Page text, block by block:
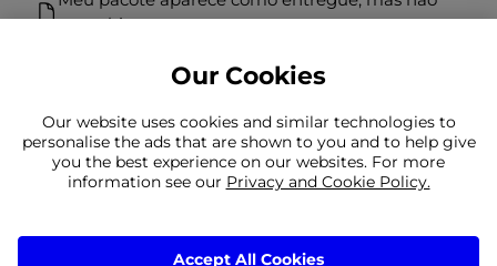
o recebi
Não encontras o que procuravas?
Ainda precisa de nos contactar
Our Cookies
Our website uses cookies and similar technologies to
personalise the ads that are shown to you and to help give
you the best experience on our websites. For more
information see our Privacy and Cookie Policy.
Accept All Cookies